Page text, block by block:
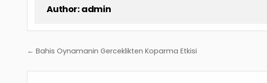
Author: admin
Yazı
← Bahis Oynamanin Gerceklikten Koparma Etkisi